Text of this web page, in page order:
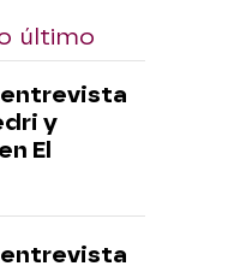
último
y
El